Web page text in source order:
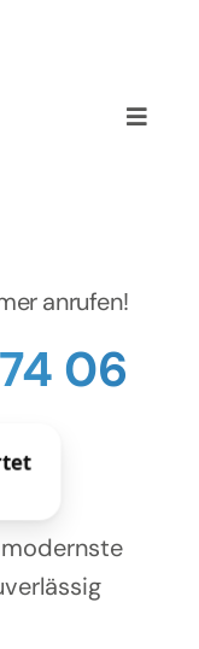
Toggle
anrufen!
06